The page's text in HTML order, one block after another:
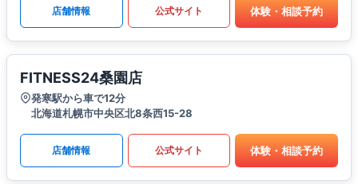
店舗情報 公式サイト 体験・相談予約
FITNESS24桑園店
発寒駅から車で12分
北海道札幌市中央区北8条西15-28
店舗情報 公式サイト 体験・相談予約